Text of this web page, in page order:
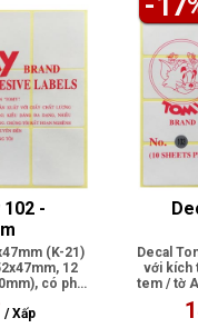
-
(K-21)
12
có phủ
/ Xấp
Decal
với kích
tem / tờ